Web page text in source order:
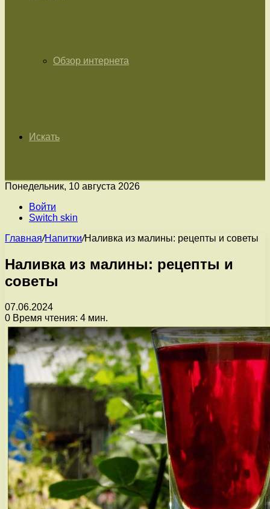
Обзор интернета
Искать
Понедельник, 10 августа 2026
Войти
Switch skin
Главная/Напитки/Наливка из малины: рецепты и советы
Наливка из малины: рецепты и
советы
07.06.2024
0 Время чтения: 4 мин.